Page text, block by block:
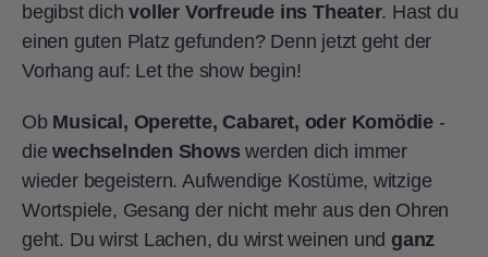
begibst dich voller Vorfreude ins Theater. Hast du
einen guten Platz gefunden? Denn jetzt geht der
Vorhang auf: Let the show begin!
Ob Musical, Operette, Cabaret, oder Komödie -
diewechselnden Shows werden dich immer
wieder begeistern. Aufwendige Kostüme, witzige
Wortspiele, Gesang der nicht mehr aus den Ohren
geht. Du wirst Lachen, du wirst weinen und ganz